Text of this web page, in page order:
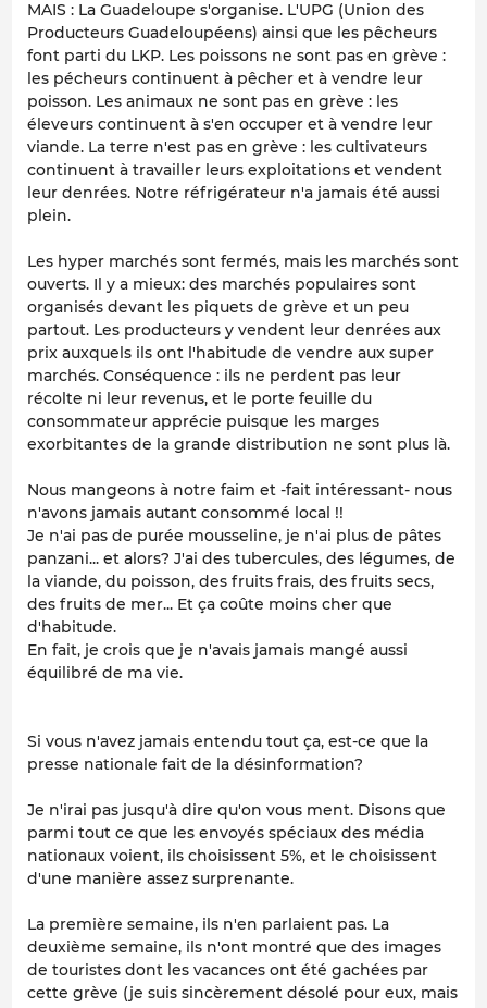
MAIS : La Guadeloupe s'organise. L'UPG (Union des
Producteurs Guadeloupéens) ainsi que les pêcheurs
font parti du LKP. Les poissons ne sont pas en grève :
les pécheurs continuent à pêcher et à vendre leur
poisson. Les animaux ne sont pas en grève : les
éleveurs continuent à s'en occuper et à vendre leur
viande. La terre n'est pas en grève : les cultivateurs
continuent à travailler leurs exploitations et vendent
leur denrées. Notre réfrigérateur n'a jamais été aussi
plein.
Les hyper marchés sont fermés, mais les marchés sont
ouverts. Il y a mieux: des marchés populaires sont
organisés devant les piquets de grève et un peu
partout. Les producteurs y vendent leur denrées aux
prix auxquels ils ont l'habitude de vendre aux super
marchés. Conséquence : ils ne perdent pas leur
récolte ni leur revenus, et le porte feuille du
consommateur apprécie puisque les marges
exorbitantes de la grande distribution ne sont plus là.
Nous mangeons à notre faim et -fait intéressant- nous
n'avons jamais autant consommé local !!
Je n'ai pas de purée mousseline, je n'ai plus de pâtes
panzani... et alors? J'ai des tubercules, des légumes, de
la viande, du poisson, des fruits frais, des fruits secs,
des fruits de mer... Et ça coûte moins cher que
d'habitude.
En fait, je crois que je n'avais jamais mangé aussi
équilibré de ma vie.
Si vous n'avez jamais entendu tout ça, est-ce que la
presse nationale fait de la désinformation?
Je n'irai pas jusqu'à dire qu'on vous ment. Disons que
parmi tout ce que les envoyés spéciaux des média
nationaux voient, ils choisissent 5%, et le choisissent
d'une manière assez surprenante.
La première semaine, ils n'en parlaient pas. La
deuxième semaine, ils n'ont montré que des images
de touristes dont les vacances ont été gachées par
cette grève (je suis sincèrement désolé pour eux, mais